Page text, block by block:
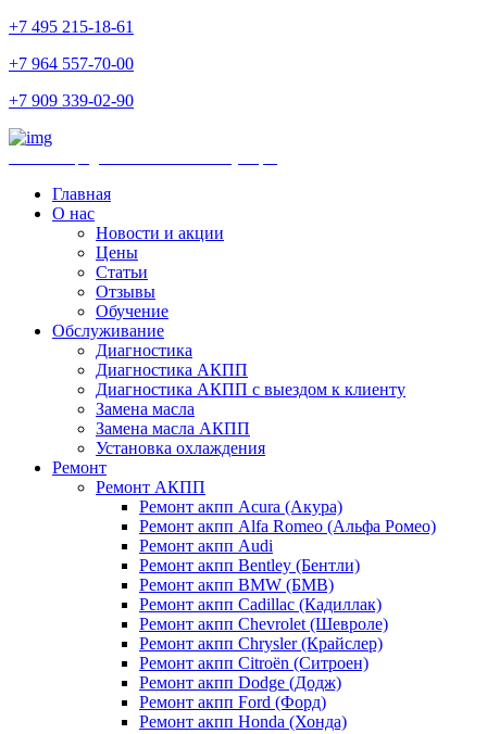
+7 495 215-18-61
+7 964 557-70-00
+7 909 339-02-90
Главная
О нас
Новости и акции
Цены
Статьи
Отзывы
Обучение
Обслуживание
Диагностика
Диагностика АКПП
Диагностика АКПП с выездом к клиенту
Замена масла
Замена масла АКПП
Установка охлаждения
Ремонт
Ремонт АКПП
Ремонт акпп Acura (Акура)
Ремонт акпп Alfa Romeo (Альфа Ромео)
Ремонт акпп Audi
Ремонт акпп Bentley (Бентли)
Ремонт акпп BMW (БМВ)
Ремонт акпп Cadillac (Кадиллак)
Ремонт акпп Chevrolet (Шевроле)
Ремонт акпп Chrysler (Крайслер)
Ремонт акпп Citroën (Ситроен)
Ремонт акпп Dodge (Додж)
Ремонт акпп Ford (Форд)
Ремонт акпп Honda (Хонда)